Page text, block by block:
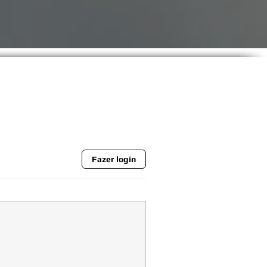
Fazer login